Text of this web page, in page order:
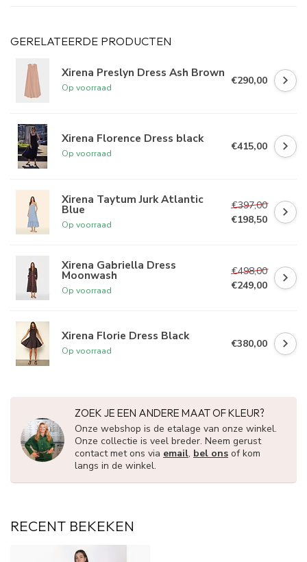
GERELATEERDE PRODUCTEN
Xirena Preslyn Dress Ash Brown
Op voorraad
€290,00
Xirena Florence Dress black
Op voorraad
€415,00
Xirena Taytum Jurk Atlantic
Blue
Op voorraad
€397,00
€198,50
Xirena Gabriella Dress
Moonwash
Op voorraad
€498,00
€249,00
Xirena Florie Dress Black
Op voorraad
€380,00
ZOEK JE EEN ANDERE MAAT OF KLEUR?
Onze webshop is de etalage van onze winkel.
Onze collectie is veel breder. Neem gerust
contact met ons via email, bel ons of kom
langs in de winkel.
RECENT BEKEKEN